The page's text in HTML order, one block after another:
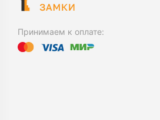
Принимаем к оплате: